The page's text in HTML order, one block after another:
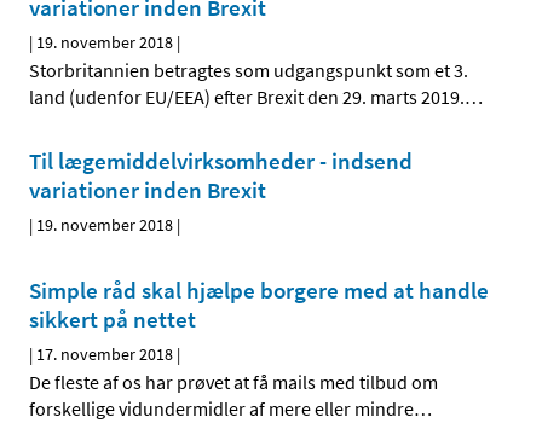
variationer inden Brexit
| 19. november 2018 |
Storbritannien betragtes som udgangspunkt som et 3.
land (udenfor EU/EEA) efter Brexit den 29. marts 2019.…
Til lægemiddelvirksomheder - indsend
variationer inden Brexit
| 19. november 2018 |
Simple råd skal hjælpe borgere med at handle
sikkert på nettet
| 17. november 2018 |
De fleste af os har prøvet at få mails med tilbud om
forskellige vidundermidler af mere eller mindre…